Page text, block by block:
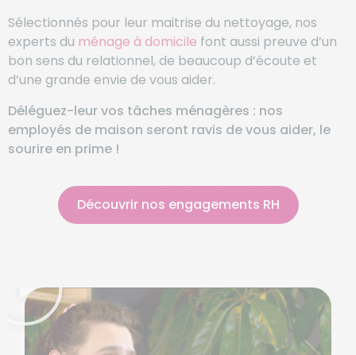
Sélectionnés pour leur maitrise du nettoyage, nos
experts du ménage à domicile font aussi preuve d’un
bon sens du relationnel, de beaucoup d’écoute et
d’une grande envie de vous aider.
Déléguez-leur vos tâches ménagères : nos
employés de maison seront ravis de vous aider, le
sourire en prime !
Découvrir nos engagements RH